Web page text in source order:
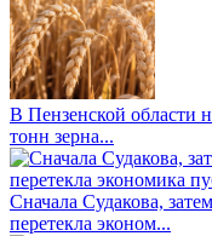
В Пензенской области
тонн зерна...
Сначала Судакова,
перетекла эконом...